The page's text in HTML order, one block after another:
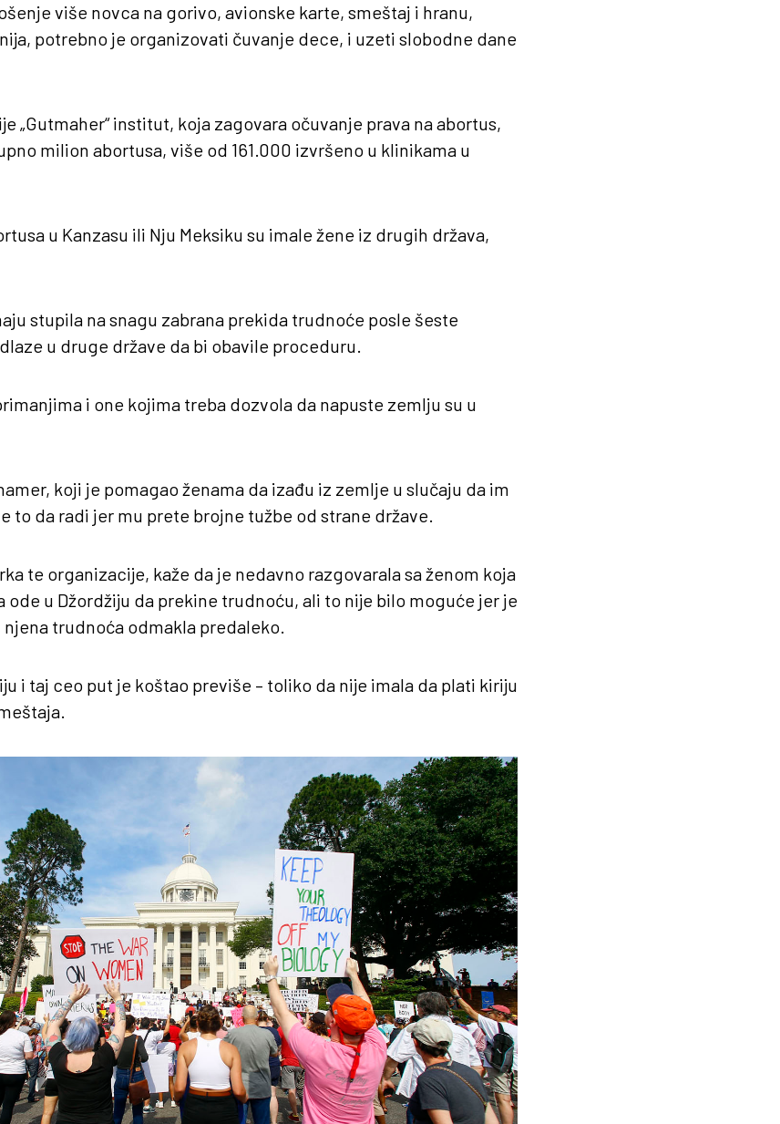
više novca na gorivo, avionske karte, smeštaj i hranu,
potrebno je organizovati čuvanje dece, i uzeti slobodne dane
„Gutmaher“ institut, koja zagovara očuvanje prava na abortus,
milion abortusa, više od 161.000 izvršeno u klinikama u
u Kanzasu ili Nju Meksiku su imale žene iz drugih država,
stupila na snagu zabrana prekida trudnoće posle šeste
u druge države da bi obavile proceduru.
i one kojima treba dozvola da napuste zemlju su u
koji je pomagao ženama da izađu iz zemlje u slučaju da im
to da radi jer mu prete brojne tužbe od strane države.
te organizacije, kaže da je nedavno razgovarala sa ženom koja
ode u Džordžiju da prekine trudnoću, ali to nije bilo moguće jer je
trudnoća odmakla predaleko.
i taj ceo put je koštao previše – toliko da nije imala da plati kiriju